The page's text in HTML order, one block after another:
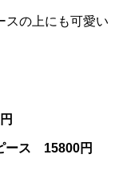
スの上にも可愛い
ース 15800円